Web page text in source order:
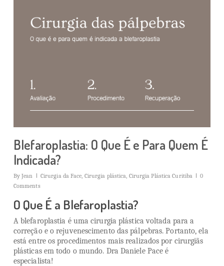
Blefaroplastia: O Que É e Para Quem É
Indicada?
By Jean Cirurgia da Face Cirurgia plástica Cirurgia Plástica Curitiba
0
Comments
O Que É a Blefaroplastia?
A blefaroplastia é uma cirurgia plástica voltada para a
correção e o rejuvenescimento das pálpebras. Portanto, ela
está entre os procedimentos mais realizados por cirurgiãs
plásticas em todo o mundo. Dra Daniele Pace é
especialista!